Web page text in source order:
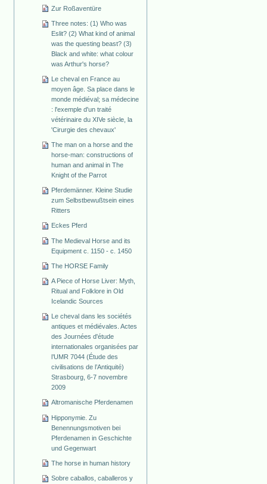
Zur Roßaventüre
Three notes: (1) Who was
Eslit? (2) What kind of animal
was the questing beast? (3)
Black and white: what colour
was Arthur's horse?
Le cheval en France au
moyen âge. Sa place dans le
monde médiéval; sa médecine
: l'exemple d'un traité
vétérinaire du XIVe siècle, la
'Cirurgie des chevaux'
The man on a horse and the
horse-man: constructions of
human and animal in The
Knight of the Parrot
Pferdemänner. Kleine Studie
zum Selbstbewußtsein eines
Ritters
Eckes Pferd
The Medieval Horse and its
Equipment c. 1150 - c. 1450
The HORSE Family
A Piece of Horse Liver: Myth,
Ritual and Folklore in Old
Icelandic Sources
Le cheval dans les sociétés
antiques et médiévales. Actes
des Journées d'étude
internationales organisées par
l’UMR 7044 (Étude des
civilisations de l’Antiquité)
Strasbourg, 6-7 novembre
2009
Altromanische Pferdenamen
Hipponymie. Zu
Benennungsmotiven bei
Pferdenamen in Geschichte
und Gegenwart
The horse in human history
Sobre caballos, caballeros y